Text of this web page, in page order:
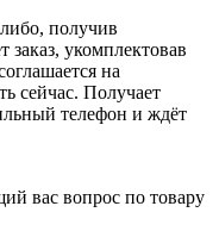
получив
заказ, укомплектовав
на
сейчас. Получает
телефон и ждёт
вас вопрос по товару